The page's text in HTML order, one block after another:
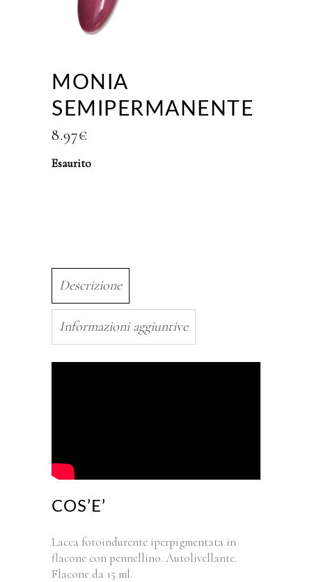
MONIA
SEMIPERMANENTE
8.97€
Esaurito
Descrizione
Informazioni aggiuntive
COS’E’
Lacca fotoindurente iperpigmentata in
flacone con pennellino. Autolivellante.
Flacone da 15 ml.